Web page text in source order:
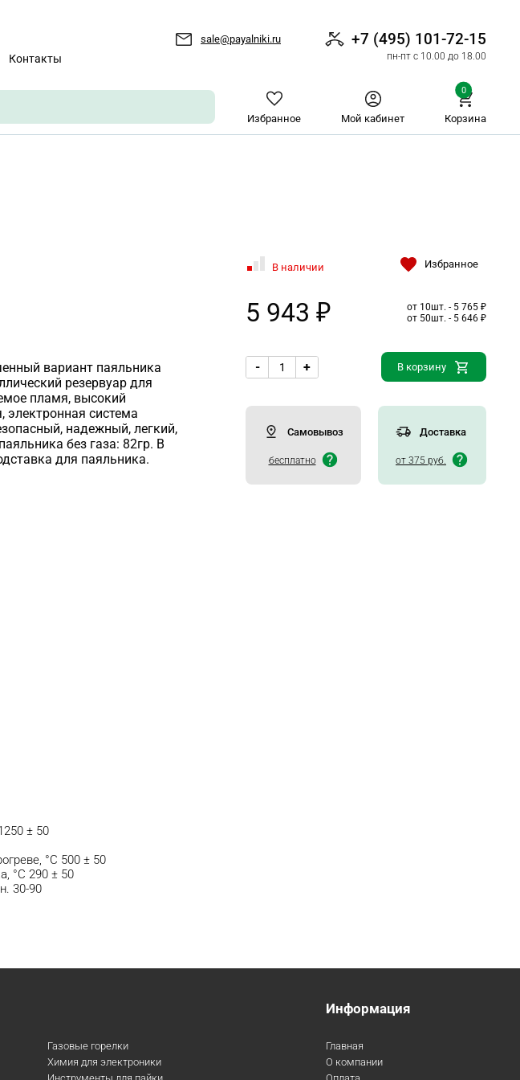
Контакты
sale@payalniki.ru +7 (495) 101-72-15
пн-пт с 10.00 до 18.00
Избранное
Мой кабинет Корзина
0
В наличии Избранное
5 943 ₽
от 10шт. - 5 765 ₽
от 50шт. - 5 646 ₽
- + В корзину
Самовывоз
бесплатно
Доставка
от 375 руб.
вариант паяльника
резервуар для
пламя, высокий
электронная система
надежный, легкий,
без газа: 82гр. В
для паяльника.
± 50
°С 500 ± 50
°С 290 ± 50
30-90
Газовые горелки
Химия для электроники
Информация
Главная
О компании